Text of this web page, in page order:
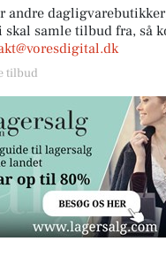
andre
skal samle tilbud fra, så
tilbud